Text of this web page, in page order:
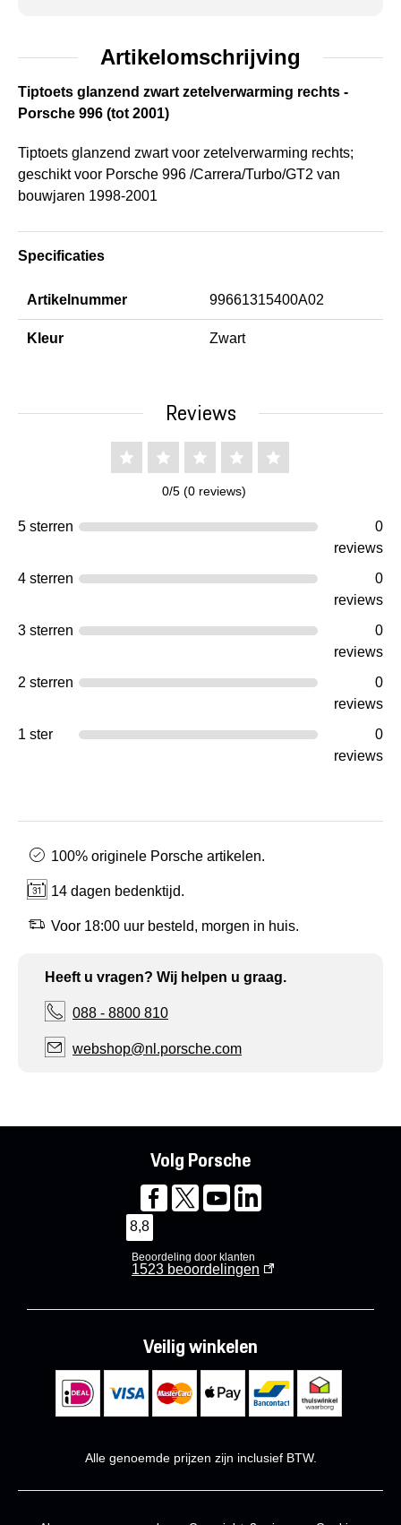
Artikelomschrijving
Tiptoets glanzend zwart zetelverwarming rechts -
Porsche 996 (tot 2001)
Tiptoets glanzend zwart voor zetelverwarming rechts;
geschikt voor Porsche 996 /Carrera/Turbo/GT2 van
bouwjaren 1998-2001
Specificaties
Artikelnummer 99661315400A02
Kleur Zwart
Reviews
0/5 (0 reviews)
5 sterren
0
reviews
4 sterren
0
reviews
3 sterren
0
reviews
2 sterren
0
reviews
1 ster
0
reviews
100% originele Porsche artikelen.
14 dagen bedenktijd.
Voor 18:00 uur besteld, morgen in huis.
Heeft u vragen? Wij helpen u graag.
088 - 8800 810
webshop@nl.porsche.com
Volg Porsche
8,8
Beoordeling door klanten
1523 beoordelingen
Veilig winkelen
Alle genoemde prijzen zijn inclusief BTW.